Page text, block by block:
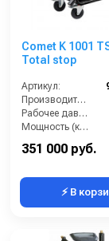
Comet K 1001
Total stop
Артикул:
Производительность (л/ч):
Рабочее давление (бар):
Мощность (кВт):
351 000 руб.
⚡ В